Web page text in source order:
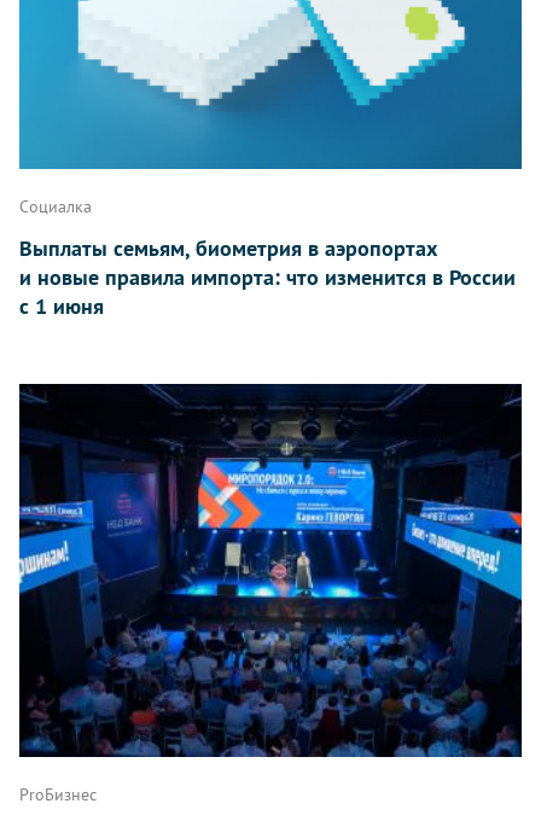
Социалка
Выплаты семьям, биометрия в аэропортах
и новые правила импорта: что изменится в России
с 1 июня
ProБизнес